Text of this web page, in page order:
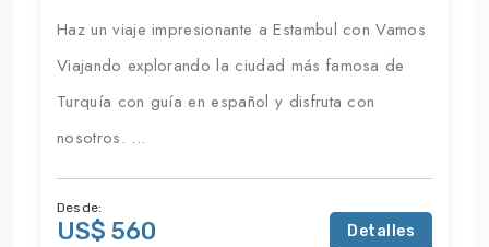
Haz un viaje impresionante a Estambul con Vamos
Viajando explorando la ciudad más famosa de
Turquía con guía en español y disfruta con
nosotros. ...
Desde:
US$ 560 Detalles